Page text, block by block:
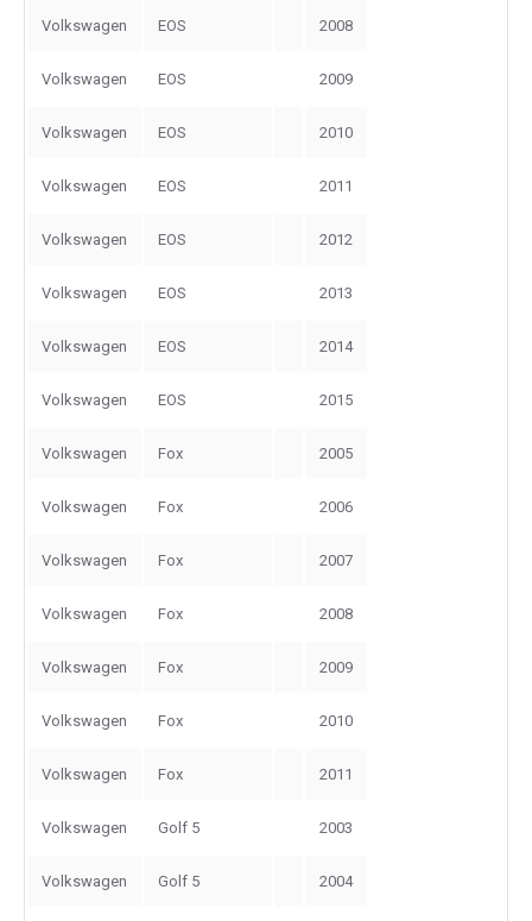
Volkswagen EOS 2008
Volkswagen EOS 2009
Volkswagen EOS 2010
Volkswagen EOS 2011
Volkswagen EOS 2012
Volkswagen EOS 2013
Volkswagen EOS 2014
Volkswagen EOS 2015
Volkswagen Fox 2005
Volkswagen Fox 2006
Volkswagen Fox 2007
Volkswagen Fox 2008
Volkswagen Fox 2009
Volkswagen Fox 2010
Volkswagen Fox 2011
Volkswagen Golf 5 2003
Volkswagen Golf 5 2004